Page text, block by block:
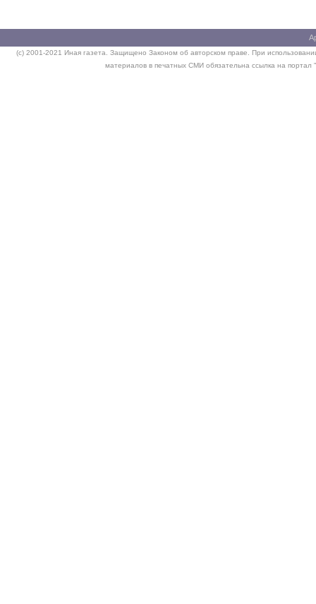
(c) 2001-2021 Иная газета. Защищено Законом об авторском праве. При
материалов в печатных СМИ обязательна ссылка на